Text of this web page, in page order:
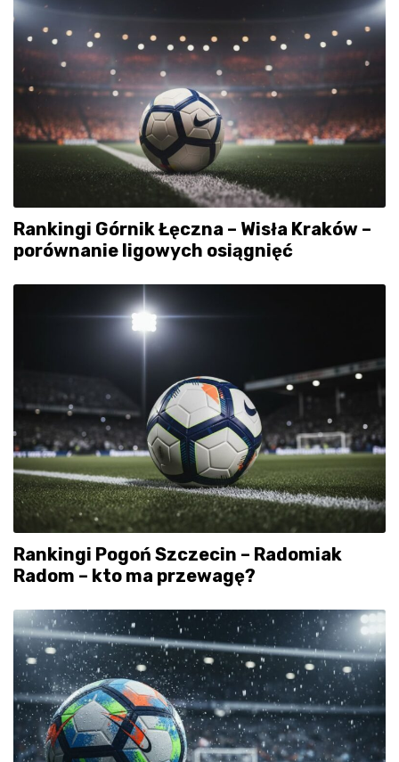
Rankingi Górnik Łęczna – Wisła Kraków –
porównanie ligowych osiągnięć
Rankingi Pogoń Szczecin – Radomiak
Radom – kto ma przewagę?